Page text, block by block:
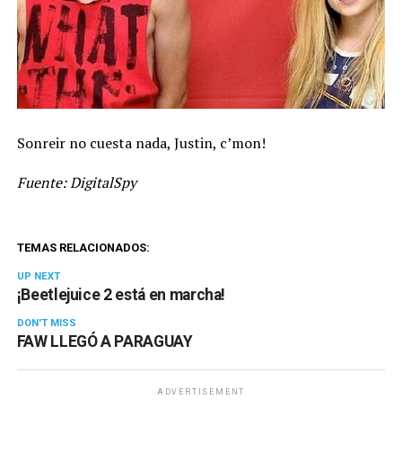
Sonreir no cuesta nada, Justin, c’mon!
Fuente: DigitalSpy
TEMAS RELACIONADOS:
UP NEXT
¡Beetlejuice 2 está en marcha!
DON'T MISS
FAW LLEGÓ A PARAGUAY
ADVERTISEMENT